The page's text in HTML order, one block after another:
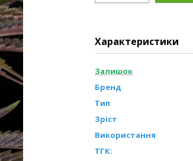
Характеристики
Залишок
Бренд
Тип
Зріст
Використання
ТГК: